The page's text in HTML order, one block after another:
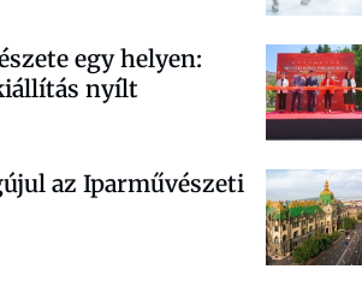
egy helyen:
nyílt
az Iparművészeti